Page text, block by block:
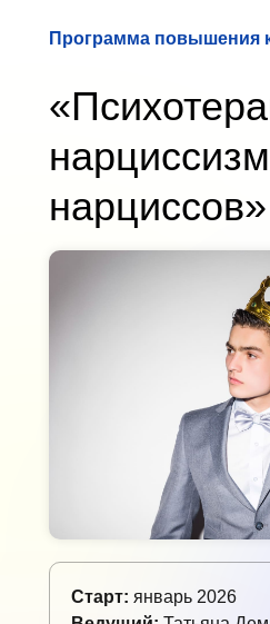
Старт: январь 2026
Программа повышения
нарциссов»